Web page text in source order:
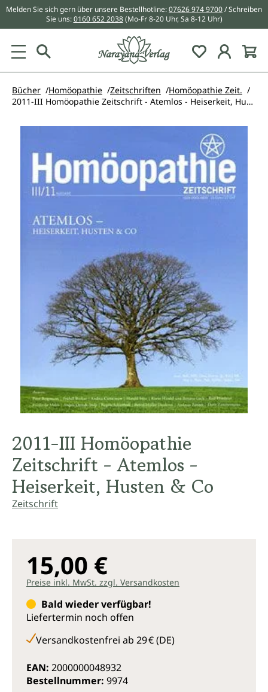
springen
Melden Sie sich gern über unsere Bestellhotline:07626 974 9700/ Schreiben
Sie uns:0160 652 2038 (Mo-Fr 8-20 Uhr, Sa 8-12 Uhr)
Du hast 0
Bücher Homöopathie Zeitschriften
Homöopathie Zeit.
2011-III Homöopathie Zeitschrift - Atemlos - Heiserkeit, Husten & Co
2011-III Homöopathie
Zeitschrift - Atemlos -
Heiserkeit, Husten & Co
Zeitschrift
15,00 €
Preise inkl. MwSt. zzgl. Versandkosten
Bald wieder verfügbar!
Liefertermin noch offen
Versandkostenfrei ab 29 € (DE)
EAN: 2000000048932
Bestellnummer: 9974